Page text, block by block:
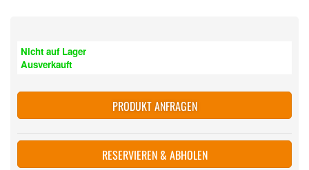
Nicht auf Lager
Ausverkauft
PRODUKT ANFRAGEN
RESERVIEREN & ABHOLEN